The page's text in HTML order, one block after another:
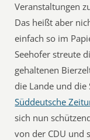
Veranstaltungen
Das heißt aber
einfach so im
Seehofer streute
gehaltenen
die Lande und die
Süddeutsche
sich nun
von der CDU und